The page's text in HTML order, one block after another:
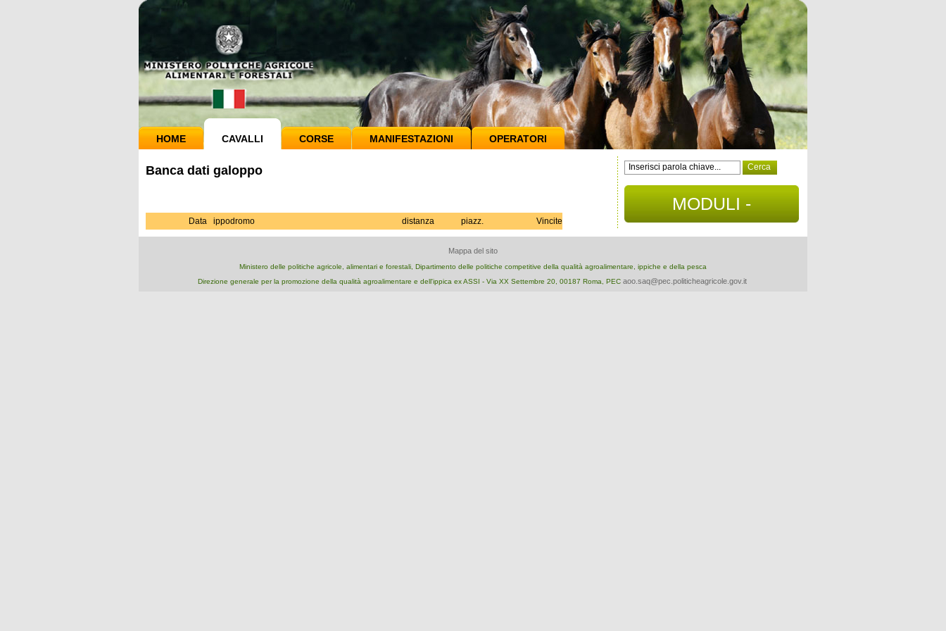
HOME CAVALLI CORSE MANIFESTAZIONI OPERATORI
Banca dati galoppo
Data ippodromo distanza piazz. Vincite
MODULI -
DOCUMENTI
Mappa del sito
Ministero delle politiche agricole, alimentari e forestali, Dipartimento delle politiche competitive della qualità agroalimentare, ippiche e della pesca
Direzione generale per la promozione della qualità agroalimentare e dell'ippica ex ASSI - Via XX Settembre 20, 00187 Roma, PEC aoo.saq@pec.politicheagricole.gov.it